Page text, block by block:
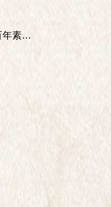
绘事后素 以形写神——“中国百年素描——学术邀请展”印象